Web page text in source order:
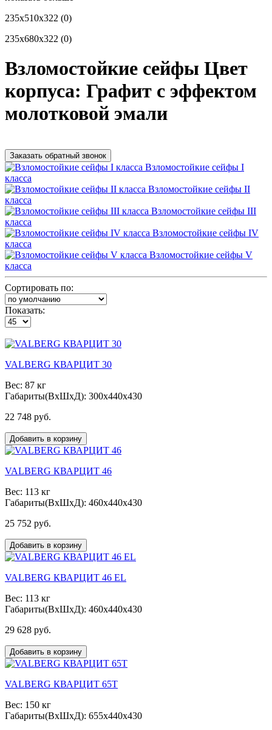
235x510x322 (0)
235x680x322 (0)
Взломостойкие сейфы Цвет
корпуса: Графит с эффектом
молотковой эмали
Заказать обратный звонок
Взломостойкие сейфы I
класса
Взломостойкие сейфы II
класса
Взломостойкие сейфы III
класса
Взломостойкие сейфы IV
класса
Взломостойкие сейфы V
класса
Сортировать по:
Показать:
VALBERG КВАРЦИТ 30
Вес: 87 кг
Габариты(ВxШxД): 300x440x430
22 748 руб.
Добавить в корзину
VALBERG КВАРЦИТ 46
Вес: 113 кг
Габариты(ВxШxД): 460x440x430
25 752 руб.
Добавить в корзину
VALBERG КВАРЦИТ 46 EL
Вес: 113 кг
Габариты(ВxШxД): 460x440x430
29 628 руб.
Добавить в корзину
VALBERG КВАРЦИТ 65Т
Вес: 150 кг
Габариты(ВxШxД): 655x440x430